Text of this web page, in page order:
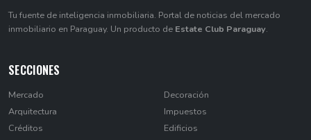
Tu fuente de inteligencia inmobiliaria. Portal de noticias del mercado
inmobiliario en Paraguay. Un producto de Estate Club Paraguay.
SECCIONES
Mercado
Arquitectura
Créditos
Decoración
Impuestos
Edificios